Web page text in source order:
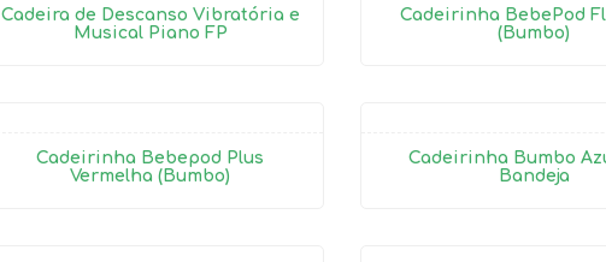
Cadeira de Descanso Vibratória e
Musical Piano FP
Cadeirinha BebePod
(Bumbo)
Cadeirinha Bebepod Plus
Vermelha (Bumbo)
Cadeirinha Bumbo
Bandeja